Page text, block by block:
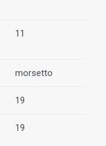
11
morsetto
19
19